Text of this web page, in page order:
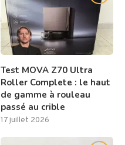
Test MOVA Z70 Ultra
Roller Complete : le haut
de gamme à rouleau
passé au crible
17 juillet 2026